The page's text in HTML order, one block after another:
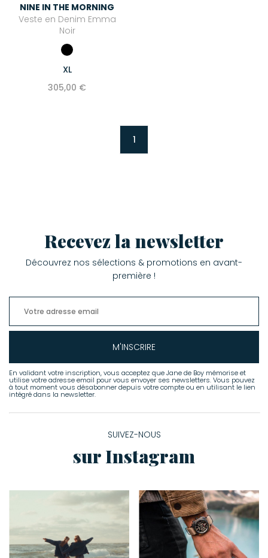
NINE IN THE MORNING
Veste en Denim Emma
Noir
XL
305,00 €
1
Recevez la newsletter
Découvrez nos sélections & promotions en avant-
première !
M'INSCRIRE
En validant votre inscription, vous acceptez que Jane de Boy mémorise et
utilise votre adresse email pour vous envoyer ses newsletters. Vous pouvez
à tout moment vous désabonner depuis votre compte ou en utilisant le lien
intégré dans la newsletter.
SUIVEZ-NOUS
sur Instagram